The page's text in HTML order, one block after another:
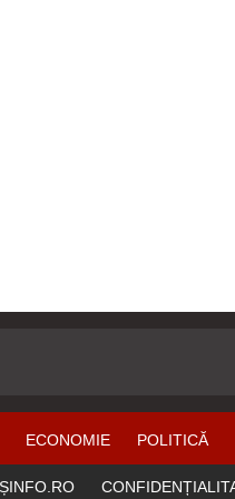
ECONOMIE POLITICĂ